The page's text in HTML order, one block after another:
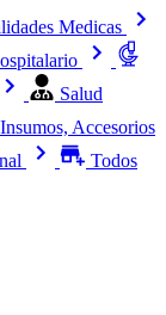
Medicas
Salud
Insumos, Accesorios
Todos